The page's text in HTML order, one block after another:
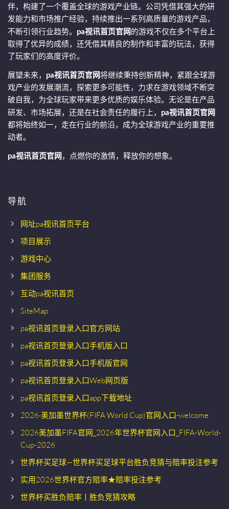
伴，构建了一个覆盖全球的游戏产业链。公司凭借其强大的研
发能力和市场推广经验，持续推出一系列高质量的游戏产品，
不断引领行业趋势。 pa视讯首页官网的游戏不仅在多个平台上
取得了优异的成绩，还凭借其精良的制作和丰富的玩法，获得
了玩家们的高度评价。
展望未来， pa视讯首页官网将继续秉持创新精神，紧跟全球游
戏产业的发展潮流，探索更多可能性，力求在游戏领域不断突
破自我，为全球玩家带来更多优质的娱乐体验。无论是在产品
研发、市场拓展，还是在社会责任的履行上， pa视讯首页官网
都将始终如一，走在行业的前沿，成为全球游戏产业的重要推
动者。
pa视讯首页官网 ，点燃你的激情，释放你的想象。
导航
网址pa视讯首页平台
项目展示
游戏中心
集团服务
互动pa视讯首页
SiteMap
pa视讯首页登录入口官方网站
pa视讯首页登录入口手机版入口
pa视讯首页登录入口手机版官网
pa视讯首页登录入口Web网页版
pa视讯首页登录入口app下载地址
2026·美加墨世界杯(FIFA World Cup)官网入口-welcome
2026美加墨FIFA官网_2026年世界杯官网入口_FIFA-World-
Cup-2026
世界杯买足球—世界杯买足球平台胜负竞猜与赔率投注参考
实用2026世界杯官方赔率★赔率投注参考
世界杯买胜负赔率丨胜负竞猜攻略